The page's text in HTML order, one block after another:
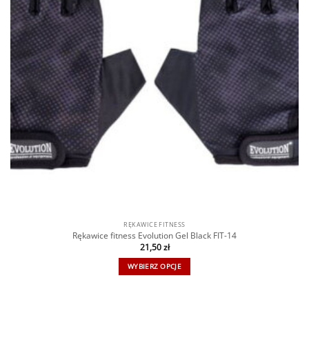
RĘKAWICE FITNESS
Rękawice fitness Evolution Gel Black FIT-14
21,50zł
WYBIERZ OPCJE